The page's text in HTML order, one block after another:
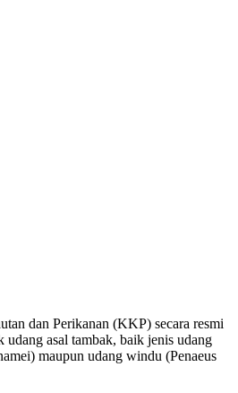
dan Perikanan (KKP) secara resmi
udang asal tambak, baik jenis udang
maupun udang windu (Penaeus